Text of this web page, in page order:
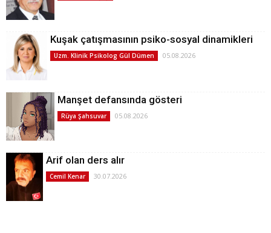
Kuşak çatışmasının psiko-sosyal dinamikleri
Uzm. Klinik Psikolog Gül Dümen 05.08.2026
Manşet defansında gösteri
Rüya Şahsuvar 05.08.2026
Arif olan ders alır
Cemil Kenar 30.07.2026